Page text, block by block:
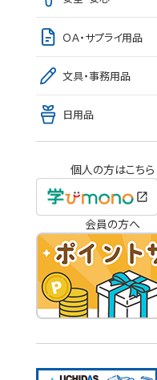
ＯＡ・サプライ用品
文具・事務用品
日用品
個人の方はこちら
会員の方へ